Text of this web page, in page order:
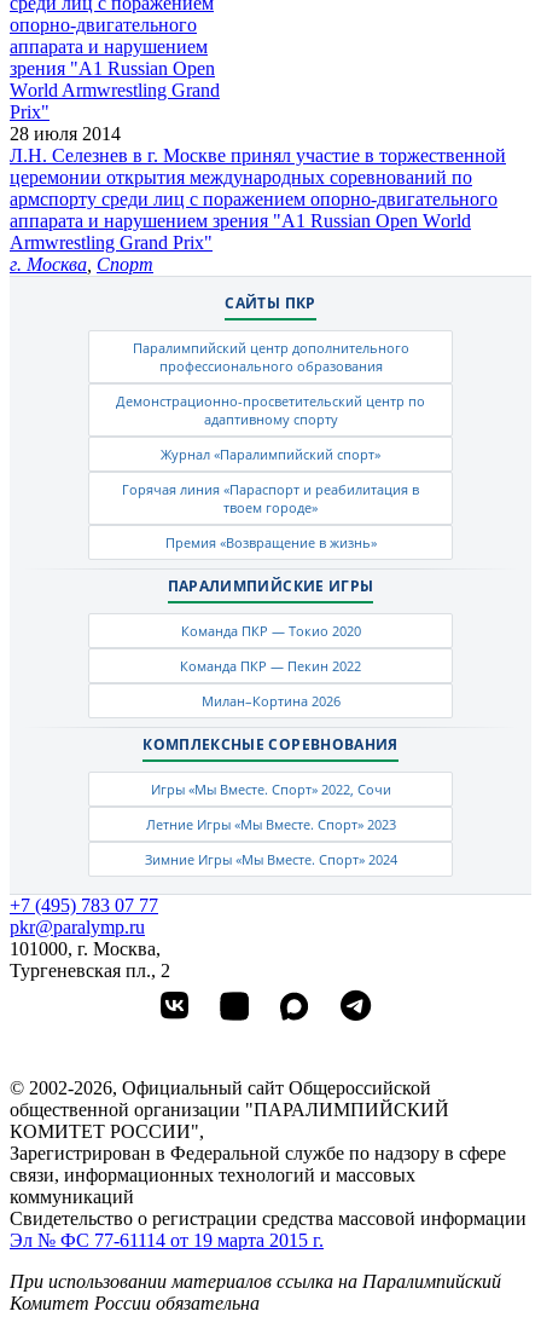
28 июля 2014
Л.Н. Селезнев в г. Москве принял участие в торжественной
церемонии открытия международных соревнований по
армспорту среди лиц с поражением опорно-двигательного
аппарата и нарушением зрения "А1 Russian Open Wоrld
Armwrestling Grand Prix"
г. Москва Спорт
САЙТЫ ПКР
Паралимпийский центр дополнительного
профессионального образования
Демонстрационно-просветительский центр по
адаптивному спорту
Журнал «Паралимпийский спорт»
Горячая линия «Параспорт и реабилитация в
твоем городе»
Премия «Возвращение в жизнь»
ПАРАЛИМПИЙСКИЕ ИГРЫ
Команда ПКР — Токио 2020
Команда ПКР — Пекин 2022
Милан–Кортина 2026
КОМПЛЕКСНЫЕ СОРЕВНОВАНИЯ
Игры «Мы Вместе. Спорт» 2022, Сочи
Летние Игры «Мы Вместе. Спорт» 2023
Зимние Игры «Мы Вместе. Спорт» 2024
+7 (495) 783 07 77
pkr@paralymp.ru
101000, г. Москва,
Тургеневская пл., 2
© 2002-2026, Официальный сайт Общероссийской
общественной организации "ПАРАЛИМПИЙСКИЙ
КОМИТЕТ РОССИИ",
Зарегистрирован в Федеральной службе по надзору в сфере
связи, информационных технологий и массовых
коммуникаций
Свидетельство о регистрации средства массовой информации
Эл № ФС 77-61114 от 19 марта 2015 г.
При использовании материалов ссылка на Паралимпийский
Комитет России обязательна